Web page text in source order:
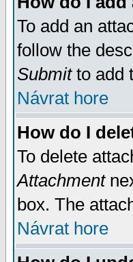
To add an
follow the
Submitto add
Návrat hore
How do I
To delete
Attachment
box. The
Návrat hore